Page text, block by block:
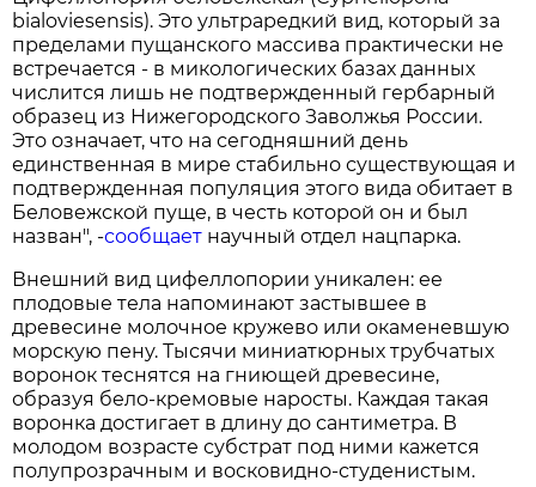
bialoviesensis). Это ультраредкий вид, который за
пределами пущанского массива практически не
встречается - в микологических базах данных
числится лишь не подтвержденный гербарный
образец из Нижегородского Заволжья России.
Это означает, что на сегодняшний день
единственная в мире стабильно существующая и
подтвержденная популяция этого вида обитает в
Беловежской пуще, в честь которой он и был
назван", -сообщает научный отдел нацпарка.
Внешний вид цифеллопории уникален: ее
плодовые тела напоминают застывшее в
древесине молочное кружево или окаменевшую
морскую пену. Тысячи миниатюрных трубчатых
воронок теснятся на гниющей древесине,
образуя бело-кремовые наросты. Каждая такая
воронка достигает в длину до сантиметра. В
молодом возрасте субстрат под ними кажется
полупрозрачным и восковидно-студенистым.